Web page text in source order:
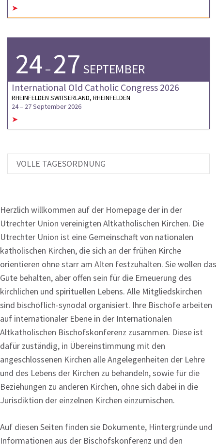
➤
International Old Catholic Congress 2026
24 – 27 SEPTEMBER
RHEINFELDEN SWITSERLAND, RHEINFELDEN
24– 27 September 2026
➤
VOLLE TAGESORDNUNG
Herzlich willkommen auf der Homepage der in der
Utrechter Union vereinigten Altkatholischen Kirchen. Die
Utrechter Union ist eine Gemeinschaft von nationalen
katholischen Kirchen, die sich an der frühen Kirche
orientieren ohne starr am Alten festzuhalten. Sie wollen das
Gute behalten, aber offen sein für die Erneuerung des
kirchlichen und spirituellen Lebens. Alle Mitgliedskirchen
sind bischöflich-synodal organisiert. Ihre Bischöfe arbeiten
auf internationaler Ebene in der Internationalen
Altkatholischen Bischofskonferenz zusammen. Diese ist
dafür zuständig, in Übereinstimmung mit den
angeschlossenen Kirchen alle Angelegenheiten der Lehre
und des Lebens der Kirchen zu behandeln, sowie für die
Beziehungen zu anderen Kirchen, ohne sich dabei in die
Jurisdiktion der einzelnen Kirchen einzumischen.
Auf diesen Seiten finden sie Dokumente, Hintergründe und
Informationen aus der Bischofskonferenz und den